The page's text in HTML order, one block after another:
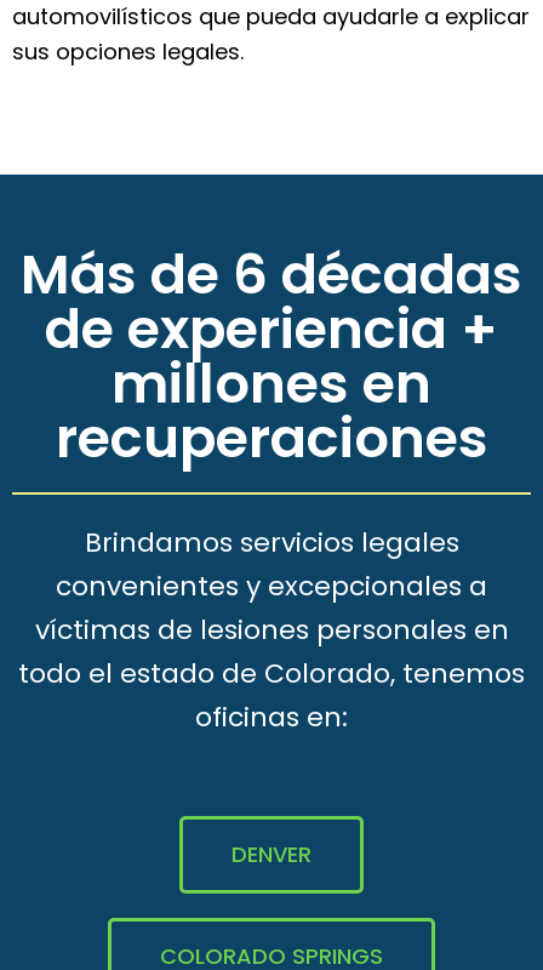
automovilísticos que pueda ayudarle a explicar
sus opciones legales.
Más de 6 décadas
de experiencia +
millones en
recuperaciones
Brindamos servicios legales
convenientes y excepcionales a
víctimas de lesiones personales en
todo el estado de Colorado, tenemos
oficinas en:
DENVER
COLORADO SPRINGS